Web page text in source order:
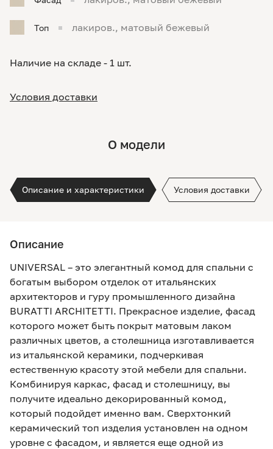
Топ лакиров., матовый бежевый
Наличие на складе - 1 шт.
Условия доставки
О модели
Описание и характеристики Условия доставки
Описание
UNIVERSAL – это элегантный комод для спальни с
богатым выбором отделок от итальянских
архитекторов и гуру промышленного дизайна
BURATTI ARCHITETTI. Прекрасное изделие, фасад
которого может быть покрыт матовым лаком
различных цветов, а столешница изготавливается
из итальянской керамики, подчеркивая
естественную красоту этой мебели для спальни.
Комбинируя каркас, фасад и столешницу, вы
получите идеально декорированный комод,
который подойдет именно вам. Сверхтонкий
керамический топ изделия установлен на одном
уровне с фасадом, и является еще одной из